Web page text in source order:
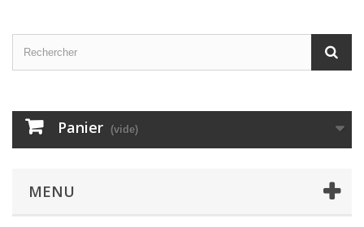
Panier (vide)
MENU